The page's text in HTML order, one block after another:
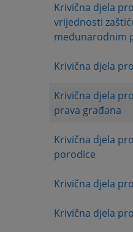
Krivična djela
vrijednosti
međunarodnim
Krivična djela
Krivična djela
prava građana
Krivična djela
porodice
Krivična djela
Krivična djela